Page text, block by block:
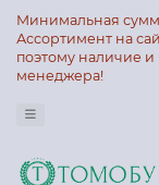
Минимальная
Ассортимент на
поэтому наличие и
менеджера!